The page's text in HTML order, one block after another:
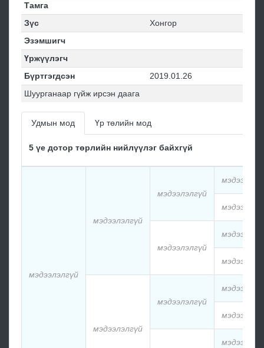
Тамга
Зүс
Хонгор
Эзэмшигч
Үржүүлэгч
Бүртгэгдсэн
2019.01.26
Шуурганаар гүйж ирсэн даага
Удмын мод Үр төлийн мод
5 үе дотор төрлийн нийлүүлэг байхгүй
мэдээлэлгүй
мэдээлэлгүй
мэдээлэлгүй
мэдээлэлгүй
мэдээлэлгүй
мэдээлэлгүй